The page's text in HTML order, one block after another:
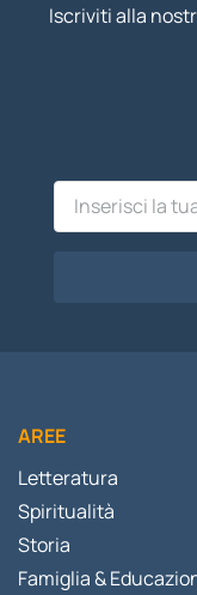
Iscriviti alla
AREE
Letteratura
Spiritualità
Storia
Famiglia &